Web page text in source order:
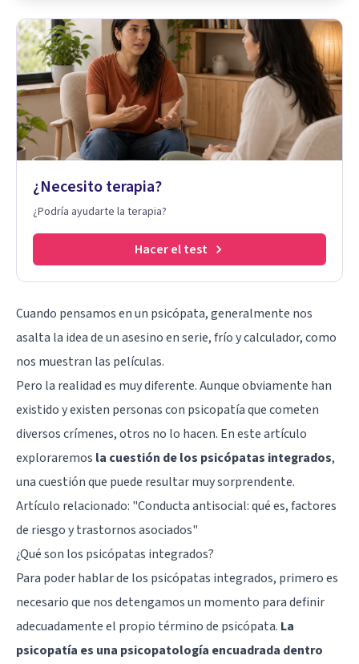
¿Necesito terapia?
¿Podría ayudarte la terapia?
Hacer el test
Cuando pensamos en un psicópata, generalmente nos
asalta la idea de un asesino en serie, frío y calculador, como
nos muestran las películas.
Pero la realidad es muy diferente. Aunque obviamente han
existido y existen personas con psicopatía que cometen
diversos crímenes, otros no lo hacen. En este artículo
exploraremos la cuestión de los psicópatas integrados,
una cuestión que puede resultar muy sorprendente.
Artículo relacionado: "Conducta antisocial: qué es, factores
de riesgo y trastornos asociados"
¿Qué son los psicópatas integrados?
Para poder hablar de los psicópatas integrados, primero es
necesario que nos detengamos un momento para definir
adecuadamente el propio término de psicópata. La
psicopatía es una psicopatología encuadrada dentro